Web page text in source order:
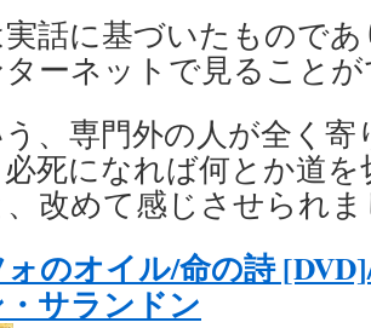
話に基づいたもので
ーネットで見ること
、専門外の人が全く
死になれば何とか道
改めて感じさせられ
のオイル/命の詩
サランドン